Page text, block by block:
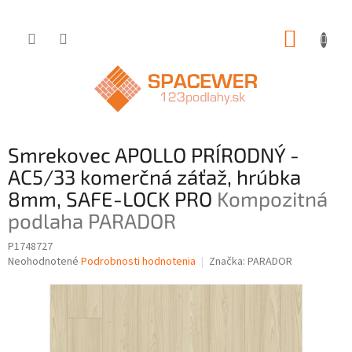
Smrekovec APOLLO PRÍRODNÝ -
AC5/33 komerčná záťaž, hrúbka
8mm, SAFE-LOCK PRO Kompozitná
podlaha PARADOR
P1748727
Priemerné
Neohodnotené Podrobnosti hodnotenia Značka: PARADOR